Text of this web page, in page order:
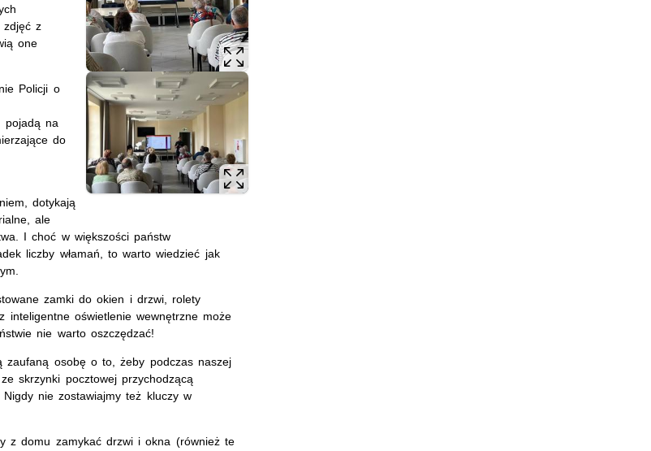
zdjęć z
one
Policji o
pojadą na
do
dotykają
ale
I choć w większości państw
liczby włamań, to warto wiedzieć jak
zamki do okien i drzwi, rolety
inteligentne oświetlenie wewnętrzne może
nie warto oszczędzać!
zaufaną osobę o to, żeby podczas naszej
skrzynki pocztowej przychodzącą
nie zostawiajmy też kluczy w
z domu zamykać drzwi i okna (również te